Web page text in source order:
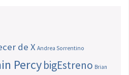
de X Andrea Sorrentino
PercybigEstreno Brian